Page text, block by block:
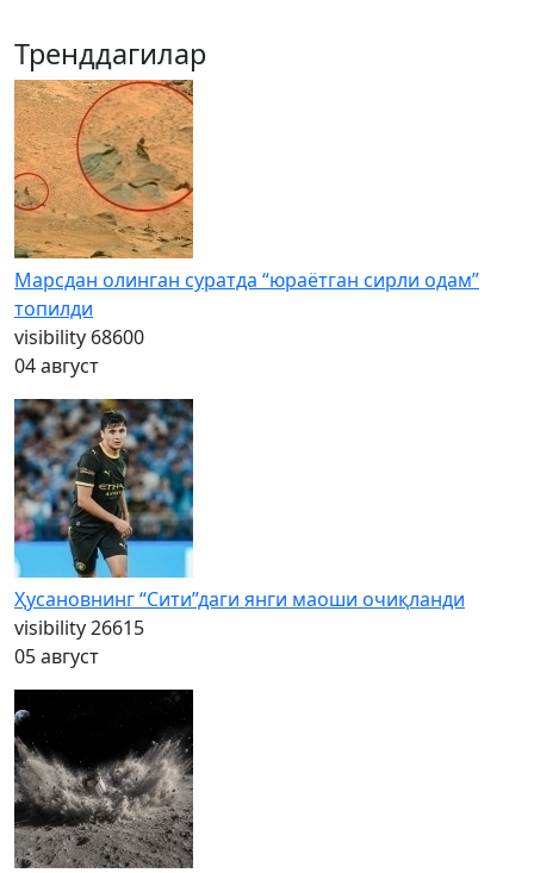
Тренддагилар
Марсдан олинган суратда “юраётган сирли одам”
топилди
visibility 68600
04 август
Ҳусановнинг “Сити”даги янги маоши очиқланди
visibility26615
05 август